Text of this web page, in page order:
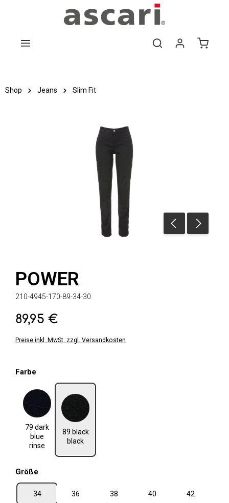
Zum Hauptinhalt springen
Shop Jeans Slim Fit
POWER
210-4945-170-89-34-30
Regulärer Preis:
89,95 €
Preise inkl. MwSt. zzgl. Versandkosten
Farbe
79 dark
blue
rinse
79 dark blue rinse
89 black
black
89 black black
Größe
34 36 38 40 42